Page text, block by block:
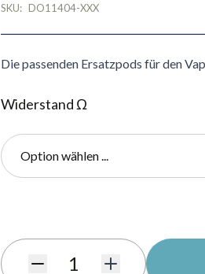
SKU: DO11404-XXX
Die passenden Ersatzpods für den
Widerstand Ω
Option wählen ...